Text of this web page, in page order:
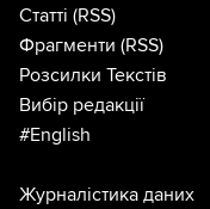
Статті (RSS)
Фрагменти (RSS)
Розсилки Текстів
Вибір редакції
#English
Журналістика даних